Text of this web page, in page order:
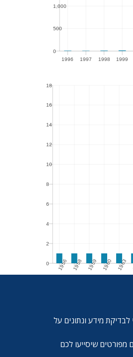
1996 1997 1998 1999
0
500
1,000
1956 1958 1959 1960 1963
0
2
4
6
8
10
12
14
16
18
מידע ונתונים על
מפורטים שיסייעו לכם